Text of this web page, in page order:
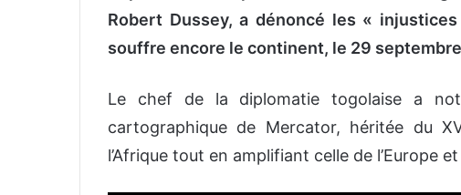
Robert Dussey, a dénoncé les «
souffre encore le continent, le 29
Le chef de la diplomatie togolaise a
cartographique de Mercator, héritée du
l’Afrique tout en amplifiant celle de l’Europe